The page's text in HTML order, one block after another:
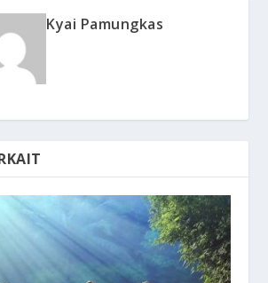
Kyai Pamungkas